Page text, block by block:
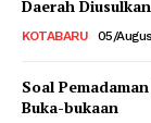
Daerah
KOTABARU 05/
Soal
Buka-bukaan